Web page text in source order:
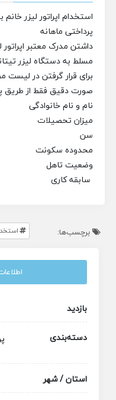
استخدام اپراتور لیزر
پرداختی ماهانه
️داشتن مدرک معتبر
مسلط به دستگاه لیزر
برای قرار گرفتن در لیست
صورت دقیق فقط از طریق
نام و نام خانوادگی
میزان تحصیلات
سن
محدوده سکونت
وضعیت تاهل
سابقه کاری
برچسب‌ها:
بازدید
دسته‌بندی
استان / شهر